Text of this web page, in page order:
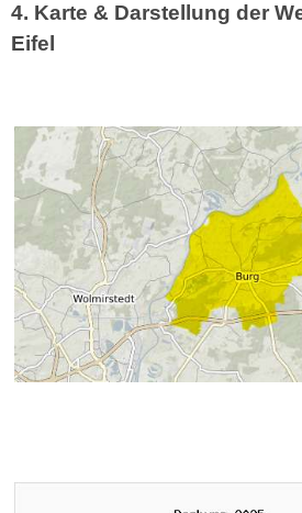
4. Karte & Darstellung der
Eifel